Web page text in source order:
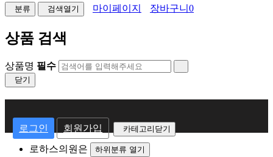
분류 검색열기 마이페이지 장바구니
상품 검색
상품명 필수
닫기
원
로
로그인 회원가입 카테고리닫기
로하스의원은 하위분류 열기